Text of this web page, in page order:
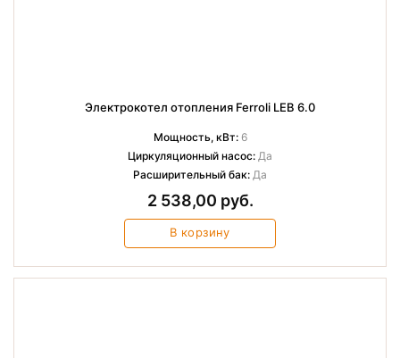
Электрокотел отопления Ferroli LEB 6.0
Мощность, кВт:6
Циркуляционный насос: Да
Расширительный бак: Да
2 538,00 руб.
В корзину